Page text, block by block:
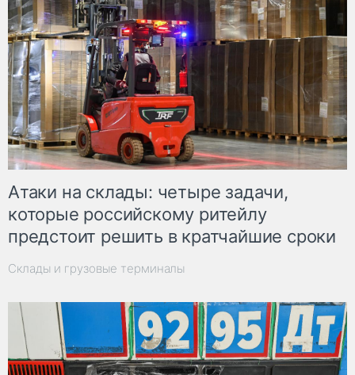
Атаки на склады: четыре задачи,
которые российскому ритейлу
предстоит решить в кратчайшие сроки
Склады и грузовые терминалы